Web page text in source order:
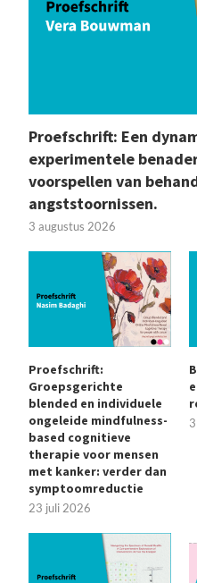
Proefschrift: Navigeren door
spectrum van mentale
2 juli 2026
Proefschrift: Een
experimentele
voorspellen van
angststoornissen.
3 augustus 2026
Proefschrift:
Groepsgerichte
blended en individuele
ongeleide mindfulness-
based cognitieve
therapie voor mensen
met kanker: verder dan
symptoomreductie
23 juli 2026